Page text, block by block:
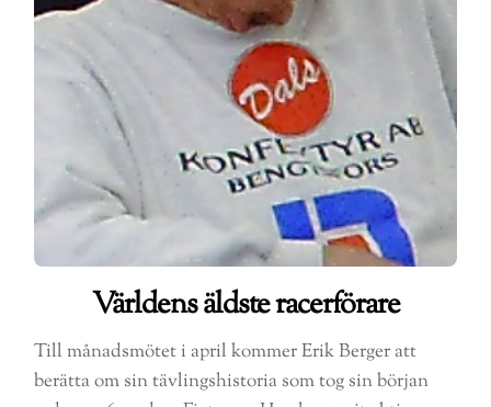
Världens äldste racerförare
Till månadsmötet i april kommer Erik Berger att
berätta om sin tävlingshistoria som tog sin början